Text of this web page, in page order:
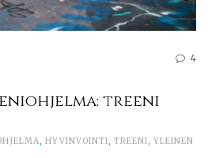
4
treeni
, HYVINVOINTI, TREENI, YLEINEN